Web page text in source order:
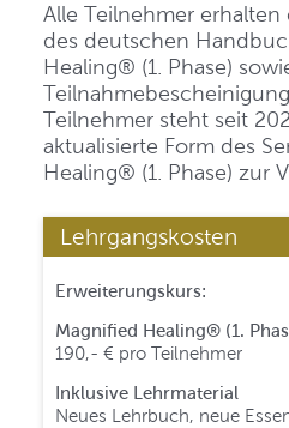
Alle Teilnehmer erhalten
des deutschen
Healing® (1. Phase)
Teilnehmer steht seit
aktualisierte Form des
Healing® (1. Phase) zur
Lehrgangskosten
Erweiterungskurs:
Magnified Healing® (1.
190,- € pro Teilnehmer
Inklusive Lehrmaterial
Neues Lehrbuch, neue